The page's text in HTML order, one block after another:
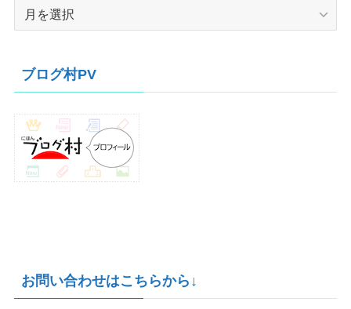
ブ
ブログ村PV
お問い合わせはこちらから↓